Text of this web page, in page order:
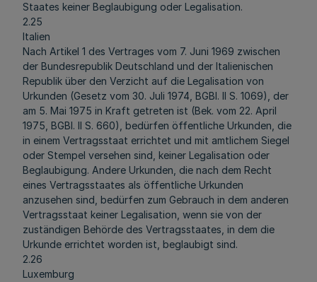
Staates keiner Beglaubigung oder Legalisation.
2.25
Italien
Nach Artikel 1 des Vertrages vom 7. Juni 1969 zwischen
der Bundesrepublik Deutschland und der Italienischen
Republik über den Verzicht auf die Legalisation von
Urkunden (Gesetz vom 30. Juli 1974, BGBl. II S. 1069), der
am 5. Mai 1975 in Kraft getreten ist (Bek. vom 22. April
1975, BGBl. II S. 660), bedürfen öffentliche Urkunden, die
in einem Vertragsstaat errichtet und mit amtlichem Siegel
oder Stempel versehen sind, keiner Legalisation oder
Beglaubigung. Andere Urkunden, die nach dem Recht
eines Vertragsstaates als öffentliche Urkunden
anzusehen sind, bedürfen zum Gebrauch in dem anderen
Vertragsstaat keiner Legalisation, wenn sie von der
zuständigen Behörde des Vertragsstaates, in dem die
Urkunde errichtet worden ist, beglaubigt sind.
2.26
Luxemburg